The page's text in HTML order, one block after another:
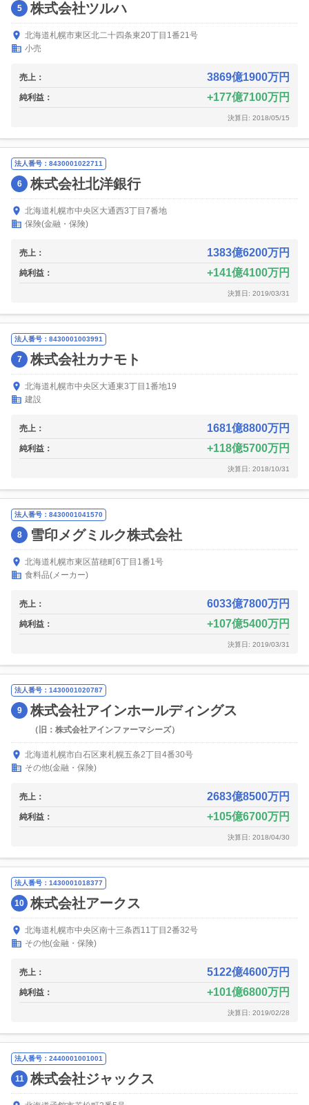
5 株式会社ツルハ
北海道札幌市東区北二十四条東20丁目1番21号
小売
売上： 3869億1900万円
純利益： 177億7100万円
決算日: 2018/05/15
法人番号：8430001022711
6 株式会社北洋銀行
北海道札幌市中央区大通西3丁目7番地
保険(金融・保険)
売上： 1383億6200万円
純利益： 141億4100万円
決算日: 2019/03/31
法人番号：8430001003991
7 株式会社カナモト
北海道札幌市中央区大通東3丁目1番地19
建設
売上： 1681億8800万円
純利益： 118億5700万円
決算日: 2018/10/31
法人番号：8430001041570
8 雪印メグミルク株式会社
北海道札幌市東区苗穂町6丁目1番1号
食料品(メーカー)
売上： 6033億7800万円
純利益： 107億5400万円
決算日: 2019/03/31
法人番号：1430001020787
9 株式会社アインホールディングス
（旧：株式会社アインファーマシーズ）
北海道札幌市白石区東札幌五条2丁目4番30号
その他(金融・保険)
売上： 2683億8500万円
純利益： 105億6700万円
決算日: 2018/04/30
法人番号：1430001018377
10 株式会社アークス
北海道札幌市中央区南十三条西11丁目2番32号
その他(金融・保険)
売上： 5122億4600万円
純利益： 101億6800万円
決算日: 2019/02/28
法人番号：2440001001001
11 株式会社ジャックス